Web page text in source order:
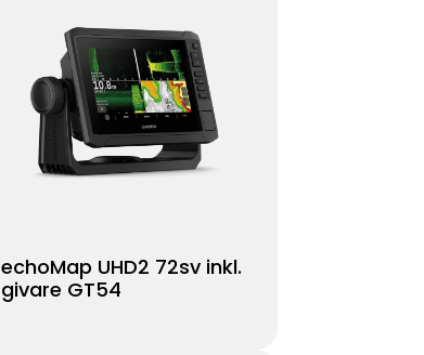
echoMap UHD2 72sv inkl.
givare GT54